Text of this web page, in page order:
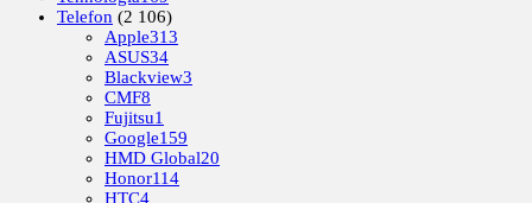
Telefon (2 106)
Apple313
ASUS34
Blackview3
CMF8
Fujitsu1
Google159
HMD Global20
Honor114
HTC4